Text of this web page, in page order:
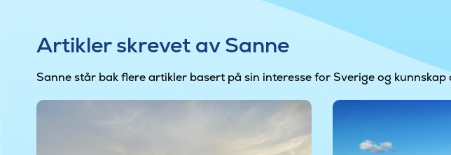
Artikler skrevet av Sanne
Sanne står bak flere artikler basert på sin interesse for Sverige og